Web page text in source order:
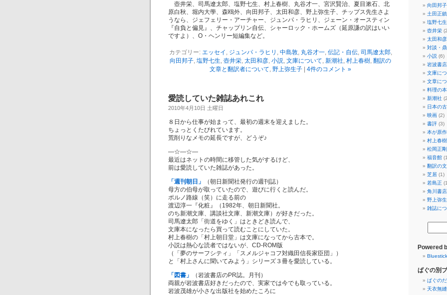
壺井栄、司馬遼太郎、塩野七生、村上春樹、丸谷才一、宮沢賢治、夏目漱石、北
原白秋、堀内大學、森鴎外、向田邦子、太田和彦、野上弥生子、チップス先生さよ
うなら、ジェフェリー・アーチャー、ジュンパ・ラヒリ、ジェーン・オースティン
『自負と偏見』、チャップリン自伝、シャーロック・ホームズ（延原謙の訳はいい
ですよ）、O・ヘンリー短編集など。
カテゴリー: エッセイ , ジュンパ・ラヒリ , 中島敦, 丸谷才一, 伝記・自伝, 司馬遼太郎,
向田邦子, 塩野七生, 壺井栄, 太田和彦, 小説, 文庫について, 新潮社, 村上春樹, 翻訳の
文章と翻訳者について, 野上弥生子 4件のコメント »
愛読していた雑誌あれこれ
2010年4月10日 土曜日
８日から仕事が始まって、最初の週末を迎えました。
ちょっとくたびれています。
荒削りなメモの延長ですが、どうぞ♪
―☆―☆―
最近はネットの時間に移管した気がするけど、
前は愛読していた雑誌があった。
「週刊朝日」
（朝日新聞社発行の週刊誌）
母方の伯母が取っていたので、遊びに行くと読んだ。
ポルノ路線（笑）に走る前の
渡辺淳一『化粧』（1982年、朝日新聞社。
のち新潮文庫、講談社文庫、新潮文庫）が好きだった。
司馬遼太郎「街道をゆく」はときどき読んで、
文庫本になったら買って読むことにしていた。
村上春樹の「村上朝日堂」は文庫になってから古本で。
小説は熱心な読者ではないが、CD-ROM版
（「夢のサーフシティ」「スメルジャコフ対織田信長家臣団」）
と「村上さんに聞いてみよう」シリーズ３冊を愛読している。
「図書」
（岩波書店のPR誌。月刊）
両親が岩波書店好きだったので、実家では今でも取っている。
岩波茂雄が小さな出版社を始めたころに
向田邦子
土田正鎮
塩野七生
壺井栄
太田和彦
対談・
小説 (6)
岩波書店
文庫に
文章に
料理の本
新潮社
日本の
映画 (2)
書評 (3)
本が原
村上春樹
松岡正剛
福音館
翻訳の
芝居 (1)
若島正
角川書店
野上弥
雑誌に
Powered
ぱぐの別
ぱぐの
天衣無縫